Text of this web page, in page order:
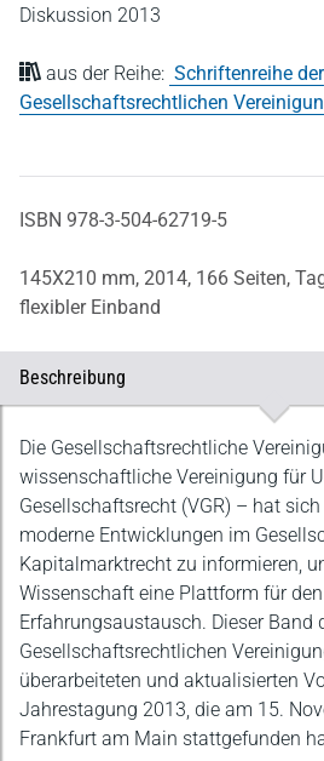
Diskussion 2013
aus der Reihe: Schriftenreihe der
Gesellschaftsrechtlichen
ISBN 978-3-504-62719-5
145X210 mm, 2014, 166 Seiten,
flexibler Einband
Beschreibung
Beschreibung
Die Gesellschaftsrechtliche
wissenschaftliche Vereinigung für
Gesellschaftsrecht (VGR) – hat
moderne Entwicklungen im
Kapitalmarktrecht zu informieren,
Wissenschaft eine Plattform für
Erfahrungsaustausch. Dieser Band
Gesellschaftsrechtlichen
überarbeiteten und aktualisierten
Jahrestagung 2013, die am 15.
Frankfurt am Main stattgefunden